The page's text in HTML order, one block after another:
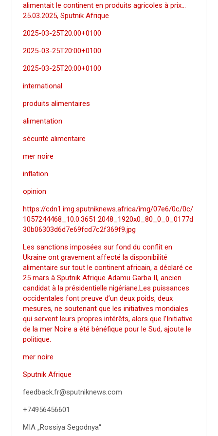
alimentait le continent en produits agricoles à prix…
25.03.2025, Sputnik Afrique
2025-03-25T20:00+0100
2025-03-25T20:00+0100
2025-03-25T20:00+0100
international
produits alimentaires
alimentation
sécurité alimentaire
mer noire
inflation
opinion
https://cdn1.img.sputniknews.africa/img/07e6/0c/0c/
1057244468_10:0:3651:2048_1920x0_80_0_0_0177d
30b06303d6d7e69fcd7c2f369f9.jpg
Les sanctions imposées sur fond du conflit en
Ukraine ont gravement affecté la disponibilité
alimentaire sur tout le continent africain, a déclaré ce
25 mars à Sputnik Afrique Adamu Garba II, ancien
candidat à la présidentielle nigériane.Les puissances
occidentales font preuve d’un deux poids, deux
mesures, ne soutenant que les initiatives mondiales
qui servent leurs propres intérêts, alors que l’Initiative
de la mer Noire a été bénéfique pour le Sud, ajoute le
politique.
mer noire
Sputnik Afrique
feedback.fr@sputniknews.com
+74956456601
MIA „Rossiya Segodnya“